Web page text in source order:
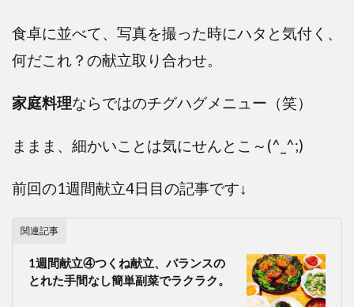
食卓に並べて、写真を撮った時にハタと気付く、
何だこれ？の献立取り合わせ。
家庭料理ならではのチグハグメニュー（笑）
ままま、細かいことは気にせんとこ～(^_^;)
前回の1週間献立4日目の記事です↓
関連記事
1週間献立④つくね献立、バランスの
とれた手間なし簡単副菜でラクラク。